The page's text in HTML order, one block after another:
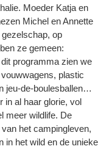
Moeder Katja en
Michel en Annette
op
ze gemeen:
programma zien we
plastic
jeu-de-boulesballen…
in al haar glorie, vol
meer wildlife. De
het campingleven,
in het wild en de unieke